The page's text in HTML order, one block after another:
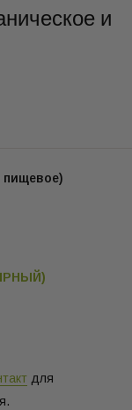
и
пищевое)
для